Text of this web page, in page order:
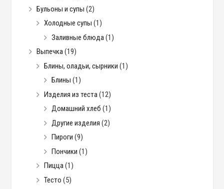
Бульоны и супы (2)
Холодные супы (1)
Заливные блюда(1)
Выпечка(19)
Блины, оладьи, сырники (1)
Блины (1)
Изделия из теста(12)
Домашний хлеб (1)
Другие изделия (2)
Пироги (9)
Пончики (1)
Пицца(1)
Тесто (5)